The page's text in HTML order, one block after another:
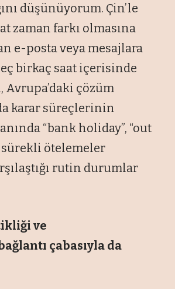
düşünüyorum. Çin’le
zaman farkı olmasına
e-posta veya mesajlara
birkaç saat içerisinde
Avrupa’daki çözüm
karar süreçlerinin
“bank holiday”, “out
sürekli ötelemeler
rutin durumlar
ve
çabasıyla da